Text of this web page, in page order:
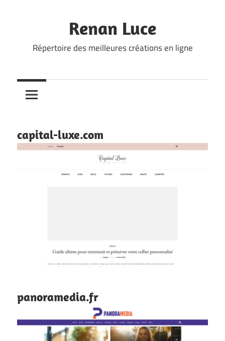
Renan Luce
Répertoire des meilleures créations en ligne
capital-luxe.com
panoramedia.fr